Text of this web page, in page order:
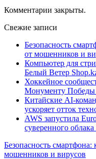
Комментарии закрыты.
Свежие записи
Безопасность
от мошенников и
Компьютер для
Белый Ветер
Хоккейное
Монументу
Китайские AI-
ускоряет отток
AWS запустила
суверенного
Безопасность
мошенников и вирусов